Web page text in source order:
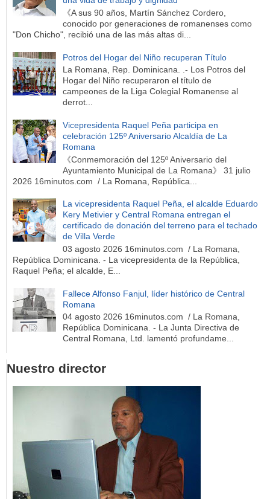
《A sus 90 años, Martín Sánchez Cordero,
conocido por generaciones de romanenses como
"Don Chicho", recibió una de las más altas di...
Potros del Hogar del Niño recuperan Título
La Romana, Rep. Dominicana. .- Los Potros del
Hogar del Niño recuperaron el título de
campeones de la Liga Colegial Romanense al
derrot...
Vicepresidenta Raquel Peña participa en
celebración 125º Aniversario Alcaldía de La
Romana
《Conmemoración del 125º Aniversario del
Ayuntamiento Municipal de La Romana》 31 julio
2026 16minutos.com / La Romana, República...
La vicepresidenta Raquel Peña, el alcalde Eduardo
Kery Metivier y Central Romana entregan el
certificado de donación del terreno para el techado
de Villa Verde
03 agosto 2026 16minutos.com / La Romana,
República Dominicana. - La vicepresidenta de la República,
Raquel Peña; el alcalde, E...
Fallece Alfonso Fanjul, líder histórico de Central
Romana
04 agosto 2026 16minutos.com / La Romana,
República Dominicana. - La Junta Directiva de
Central Romana, Ltd. lamentó profundame...
Nuestro director